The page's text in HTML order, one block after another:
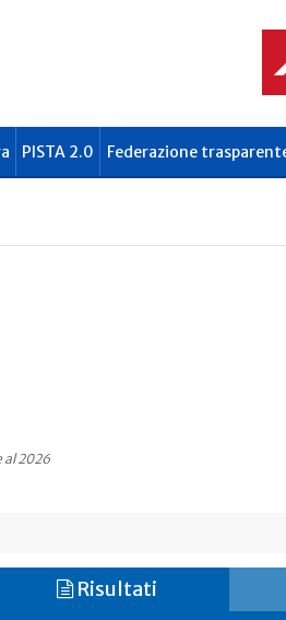
PISTA 2.0 Federazione
al 2026
Risultati